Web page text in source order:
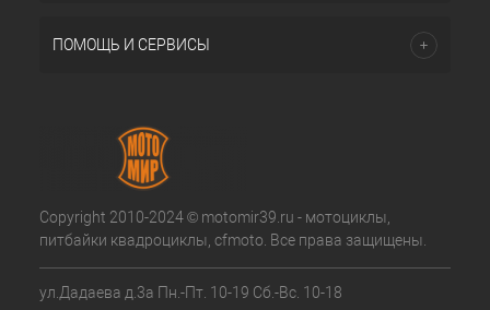
ПОМОЩЬ И СЕРВИСЫ
Copyright 2010-2024 © motomir39.ru - мотоциклы,
питбайки квадроциклы, cfmoto. Все права защищены.
ул.Дадаева д.3а Пн.-Пт. 10-19 Сб.-Вс. 10-18